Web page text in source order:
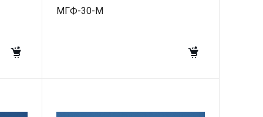
МГФ-30-М